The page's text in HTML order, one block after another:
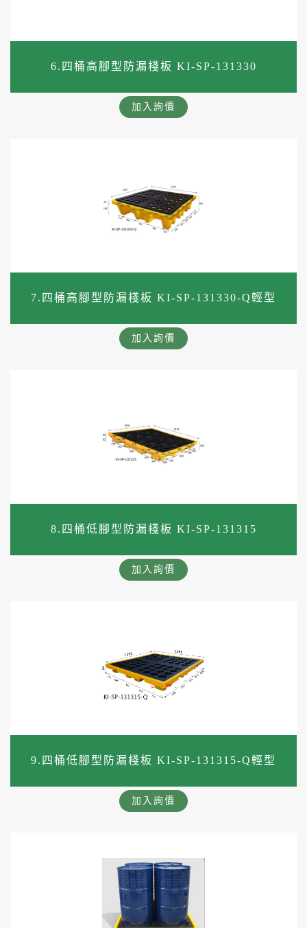
6.四桶高腳型防漏棧板 KI-SP-131330
加入詢價
7.四桶高腳型防漏棧板 KI-SP-131330-Q輕型
加入詢價
8.四桶低腳型防漏棧板 KI-SP-131315
加入詢價
9.四桶低腳型防漏棧板 KI-SP-131315-Q輕型
加入詢價